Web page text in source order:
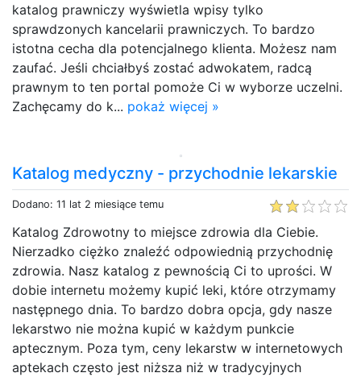
katalog prawniczy wyświetla wpisy tylko
sprawdzonych kancelarii prawniczych. To bardzo
istotna cecha dla potencjalnego klienta. Możesz nam
zaufać. Jeśli chciałbyś zostać adwokatem, radcą
prawnym to ten portal pomoże Ci w wyborze uczelni.
Zachęcamy do k... pokaż więcej »
Katalog medyczny - przychodnie lekarskie
Dodano: 11 lat 2 miesiące temu
Katalog Zdrowotny to miejsce zdrowia dla Ciebie.
Nierzadko ciężko znaleźć odpowiednią przychodnię
zdrowia. Nasz katalog z pewnością Ci to uprości. W
dobie internetu możemy kupić leki, które otrzymamy
następnego dnia. To bardzo dobra opcja, gdy nasze
lekarstwo nie można kupić w każdym punkcie
aptecznym. Poza tym, ceny lekarstw w internetowych
aptekach często jest niższa niż w tradycyjnych